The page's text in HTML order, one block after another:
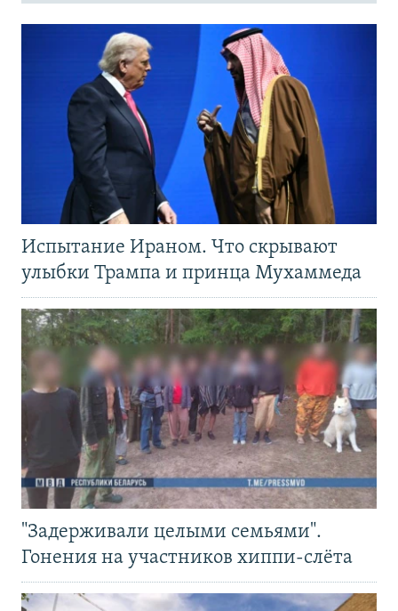
Испытание Ираном. Что скрывают
улыбки Трампа и принца Мухаммеда
"Задерживали целыми семьями".
Гонения на участников хиппи-слёта